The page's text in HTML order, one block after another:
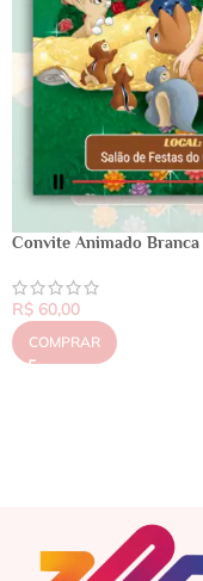
Convite Animado Branca
R$ 60,00
COMPRAR